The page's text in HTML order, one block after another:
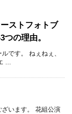
ストフォトブ
の理由。
です。 ねぇねぇ、
...
います。 花組公演